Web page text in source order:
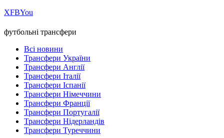
ХFBYou
футбольні трансфери
Всі новини
Трансфери України
Трансфери Англії
Трансфери Італії
Трансфери Іспанії
Трансфери Німеччини
Трансфери Франції
Трансфери Португалії
Трансфери Нідерландів
Трансфери Туреччини